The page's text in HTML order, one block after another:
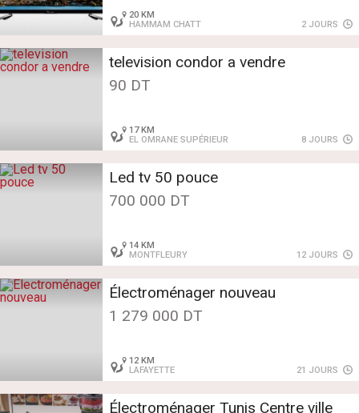
20 KM
HAMMAM CHATT
2 JOURS
television condor a vendre
90 DT
17 KM
EL OMRANE SUPÉRIEUR
8 JOURS
Led tv 50 pouce
700 000 DT
14 KM
MONTFLEURY
12 JOURS
Électroménager nouveau
1 279 000 DT
12 KM
LAFAYETTE
21 JOURS
Électroménager Tunis Centre ville